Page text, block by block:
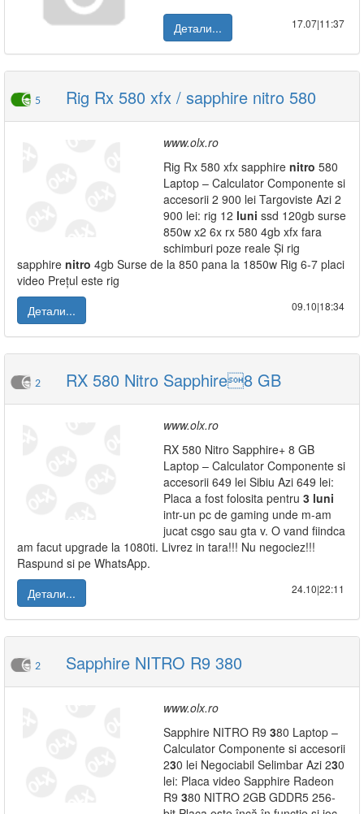
Детали... 17.07|11:37
5 Rig Rx 580 xfx / sapphire nitro 580
www.olx.ro
Rig Rx 580 xfx sapphire nitro 580
Laptop – Calculator Componente si
accesorii 2 900 lei Targoviste Azi 2
900 lei: rig 12 luni ssd 120gb surse
850w x2 6x rx 580 4gb xfx fara
schimburi poze reale Și rig
sapphire nitro 4gb Surse de la 850 pana la 1850w Rig 6-7 placi
video Prețul este rig
Детали...
09.10|18:34
2 RX 580 Nitro Sapphire8 GB
www.olx.ro
RX 580 Nitro Sapphire+ 8 GB
Laptop – Calculator Componente si
accesorii 649 lei Sibiu Azi 649 lei:
Placa a fost folosita pentru 3 luni
intr-un pc de gaming unde m-am
jucat csgo sau gta v. O vand fiindca
am facut upgrade la 1080ti. Livrez in tara!!! Nu negociez!!!
Raspund si pe WhatsApp.
Детали...
24.10|22:11
2 Sapphire NITRO R9 380
www.olx.ro
Sapphire NITRO R9 380 Laptop –
Calculator Componente si accesorii
230 lei Negociabil Selimbar Azi 230
lei: Placa video Sapphire Radeon
R9 380 NITRO 2GB GDDR5 256-